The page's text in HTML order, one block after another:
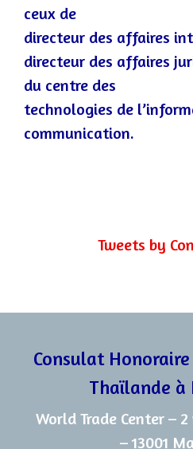
ceux de
directeur des affaires
directeur des affaires
du centre des
technologies de
communication.
Tweets by
Consulat
Thaïlande à
World Trade Center –
– 13001